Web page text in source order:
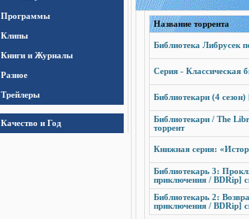
Программы
Клипы
Книги и Журналы
Разное
Трейлеры
Качество и Год
Название торрента
Библиотека Либрусек
Серия - Классическая
Библиотекари (4
Библиотекари / The
торрент
Книжная серия:
Библиотекарь 3:
приключения / BDRip]
Библиотекарь 2:
приключения / BDRip]